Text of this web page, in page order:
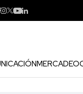
MERCADEO